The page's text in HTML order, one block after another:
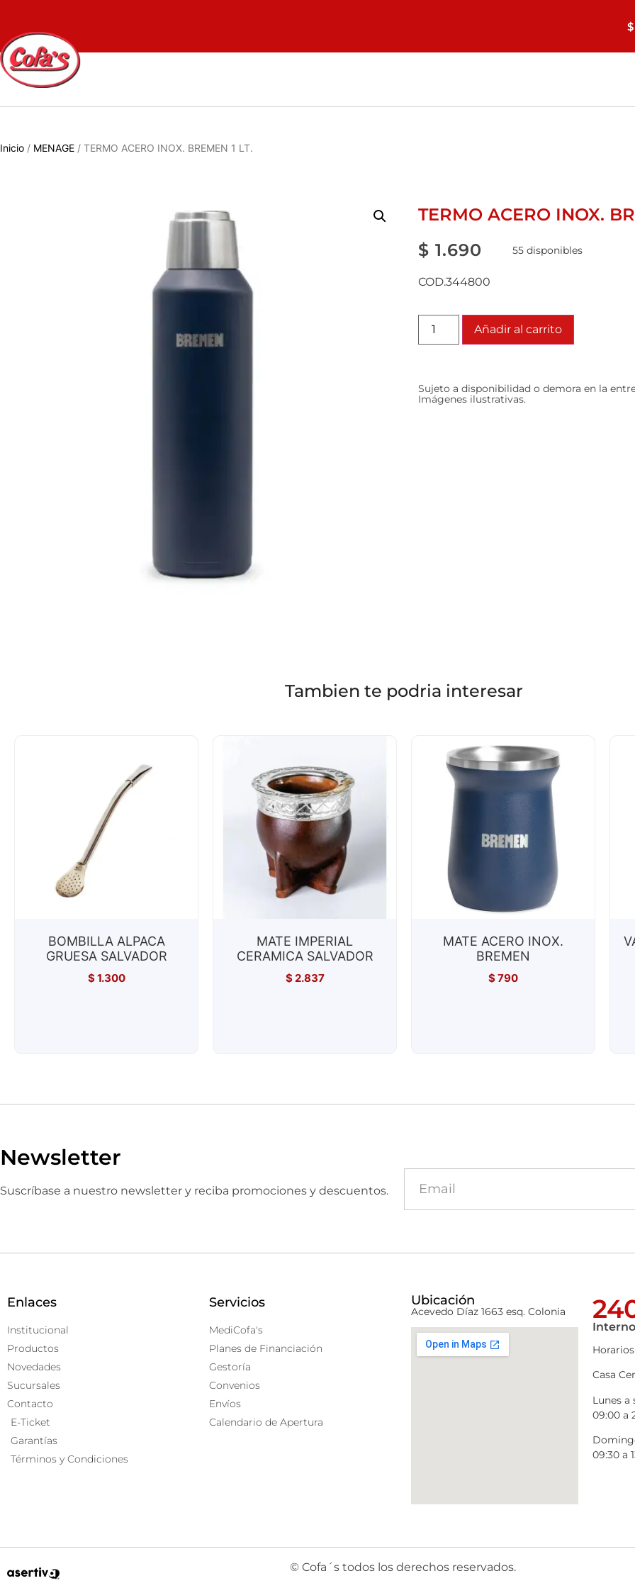
$
Inicio / MENAGE / TERMO ACERO INOX. BREMEN 1 LT.
TERMO ACERO INOX.
$ 1.690 55 disponibles
COD.344800
Añadir al carrito
Sujeto a disponibilidad o demora en la
Imágenes ilustrativas.
Tambien te podria interesar
BOMBILLA ALPACA
GRUESA SALVADOR
$1.300
MATE IMPERIAL
CERAMICA SALVADOR
$2.837
MATE ACERO INOX.
BREMEN
$790
Newsletter
Suscríbase a nuestro newsletter y reciba promociones y descuentos.
Enlaces
Institucional
Productos
Novedades
Sucursales
Contacto
E-Ticket
Garantías
Términos y Condiciones
Servicios
MediCofa's
Planes de Financiación
Gestoría
Convenios
Envíos
Calendario de Apertura
Ubicación
Acevedo Díaz 1663 esq. Colonia
Horarios
Casa
Lunes a
09:00 a
09:30 a
© Cofa´s todos los derechos reservados.